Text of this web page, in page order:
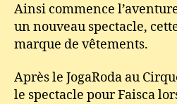
Ainsi commence
un nouveau spectacle,
marque de vêtements.
Après le JogaRoda au
le spectacle pour Faisca